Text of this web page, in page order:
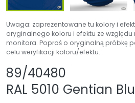
Uwaga: zaprezentowane tu kolory i
oryginalnego koloru i efektu ze
monitora. Poproś o oryginalną próbkę
celu weryfikacji koloru/efektu.
89/40480
RAL 5010 Gentian